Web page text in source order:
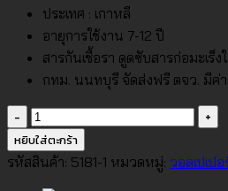
ประเทศ : เกาหลี
อายุการใช้งาน 7-12 ปี
สารกันเชื้อรา ดูดซับสารก่อมะเร็ง
กทม. นนทบุรี จัดส่งฟรี ตจว. มีค่
จำนวน
วอลเปเปอร์
ห้อง
หยิบใส่ตะกร้า
รหัสสินค้า: 5181-1 หมวดหมู่: วอลเปเป